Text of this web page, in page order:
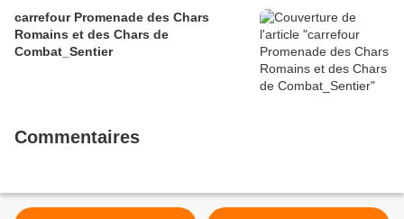
carrefour Promenade des Chars
Romains et des Chars de
Combat_Sentier
Commentaires